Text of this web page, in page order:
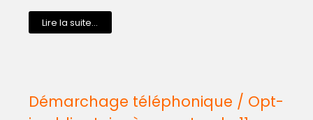
Lire la suite...
Démarchage téléphonique / Opt-